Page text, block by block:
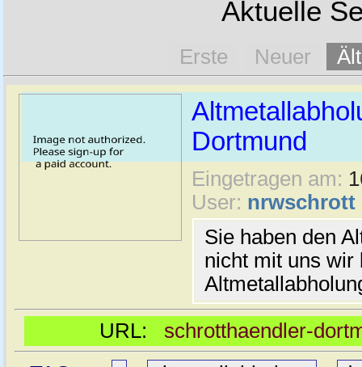
Aktuelle
Erste Neuer
Dortmund
Eingetragen am:
User: nrwschrott
Sie haben den
nicht mit uns wir
URL: schrotthaendler-